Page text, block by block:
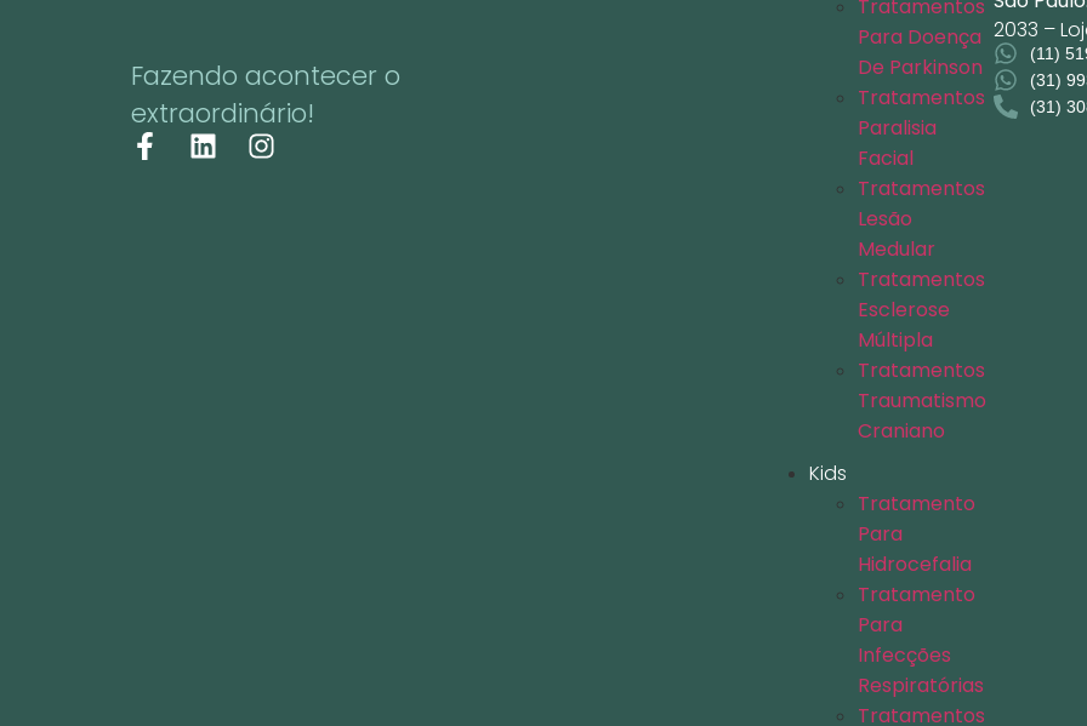
Fazendo acontecer o
extraordinário!
Tratamentos
Para Doença
De Parkinson
Tratamentos
Paralisia
Facial
Tratamentos
Lesão
Medular
Tratamentos
Esclerose
Múltipla
Tratamentos
Traumatismo
Craniano
Kids
Tratamento
Para
Hidrocefalia
Tratamento
Para
Infecções
Respiratórias
Tratamentos
2033 –
(11)
(31)
(31)